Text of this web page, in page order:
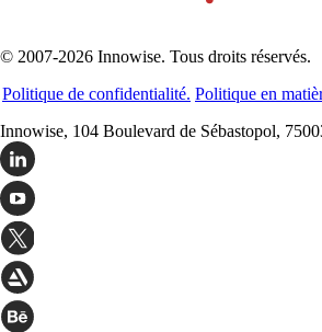
© 2007-2026 Innowise. Tous droits réservés.
Politique de confidentialité. Politique en
Innowise, 104 Boulevard de Sébastopol,